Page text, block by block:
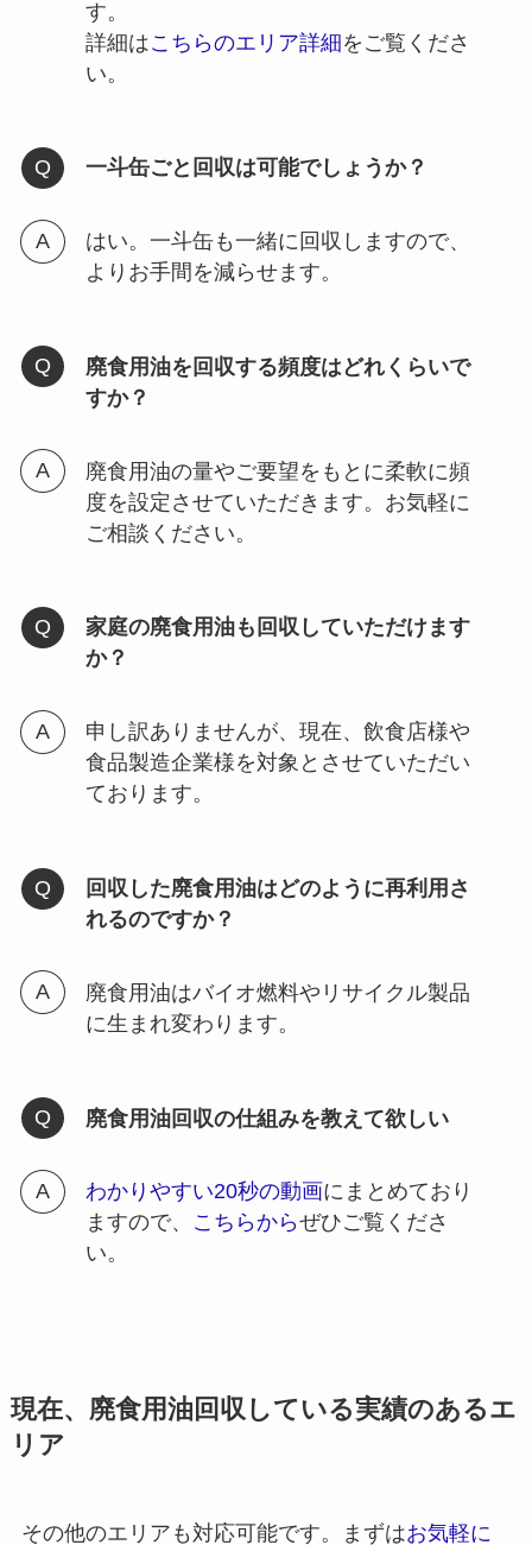
す。
詳細はこちらのエリア詳細をご覧くださ
い。
一斗缶ごと回収は可能でしょうか？
はい。一斗缶も一緒に回収しますので、
よりお手間を減らせます。
廃食用油を回収する頻度はどれくらいで
すか？
廃食用油の量やご要望をもとに柔軟に頻
度を設定させていただきます。お気軽に
ご相談ください。
家庭の廃食用油も回収していただけます
か？
申し訳ありませんが、現在、飲食店様や
食品製造企業様を対象とさせていただい
ております。
回収した廃食用油はどのように再利用さ
れるのですか？
廃食用油はバイオ燃料やリサイクル製品
に生まれ変わります。
廃食用油回収の仕組みを教えて欲しい
わかりやすい20秒の動画にまとめており
ますので、
こちらからぜひご覧くださ
い。
現在、廃食用油回収している実績のあるエ
リア
その他のエリアも対応可能です。まずはお気軽に